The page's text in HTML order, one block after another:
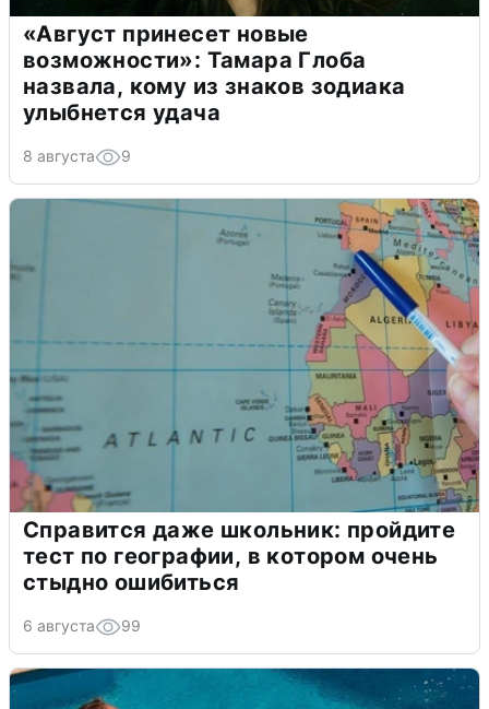
«Август принесет новые
возможности»: Тамара Глоба
назвала, кому из знаков зодиака
улыбнется удача
8 августа 9
Справится даже школьник: пройдите
тест по географии, в котором очень
стыдно ошибиться
6 августа 99